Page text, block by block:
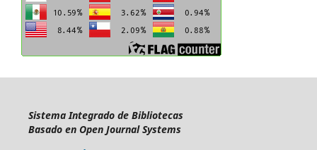
Sistema Integrado de Bibliotecas
Basado en Open Journal Systems